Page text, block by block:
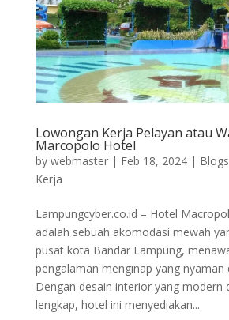
Lowongan Kerja Pelayan atau
Marcopolo Hotel
by webmaster| Feb 18, 2024| Blogs
Kerja
Lampungcyber.co.id – Hotel
adalah sebuah akomodasi mewah
pusat kota Bandar Lampung,
pengalaman menginap yang nyaman
Dengan desain interior yang modern
lengkap, hotel ini menyediakan...